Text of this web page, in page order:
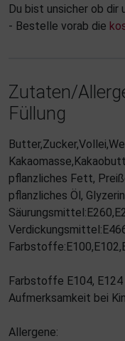
Du bist unsicher ob
- Bestelle vorab die
Zutaten/
Füllung
pflanzliches Fett,
pflanzliches Öl,
Farbstoffe E104,
Aufmerksamkeit bei
Allergene: